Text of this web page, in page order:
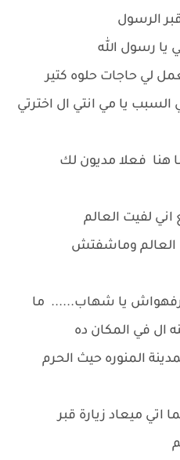
الرسول
يا رسول الله
لي حاجات حلوه كتير
السبب يا مي انتي ال اخترتي
هنا فعلا مديون لك
لفيت العالم
وماشفتش
يا شهاب...... ما
ال في المكان ده
المنوره حيث الحرم
ميعاد زيارة قبر